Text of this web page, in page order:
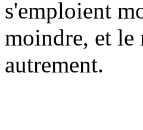
s'emploient
moindre, et le
autrement.